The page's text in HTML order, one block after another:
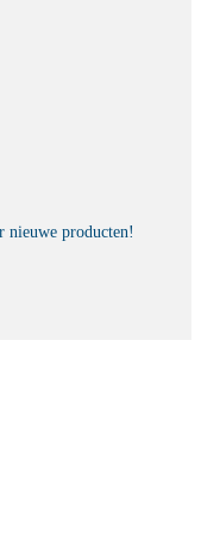
nieuwe producten!